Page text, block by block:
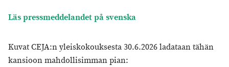
Läs pressmeddelandet på svenska
Kuvat CEJA:n yleiskokouksesta 30.6.2026 ladataan tähän
kansioon mahdollisimman pian: